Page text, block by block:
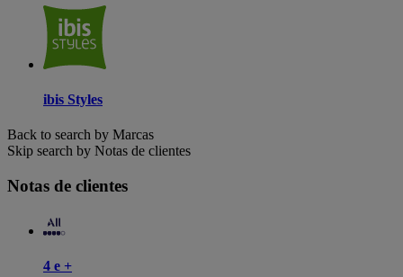
ibis Styles
Back to search by Marcas
Skip search by Notas de clientes
Notas de clientes
4 e +